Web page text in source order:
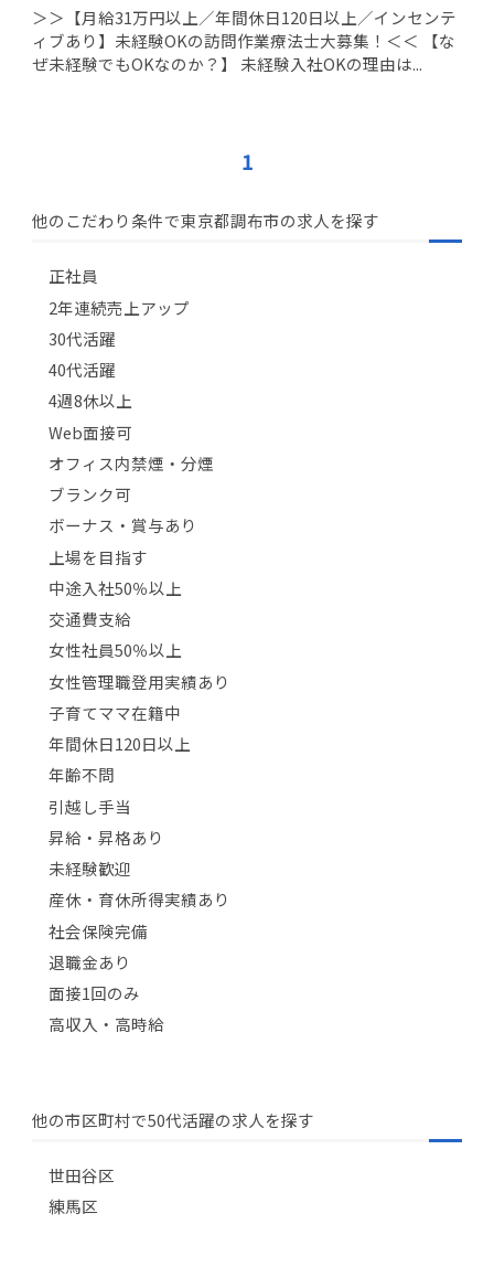
＞＞【月給31万円以上／年間休日120日以上／インセンテ
ィブあり】未経験OKの訪問作業療法士大募集！＜＜ 【な
ぜ未経験でもOKなのか？】 未経験入社OKの理由は...
1
他のこだわり条件で東京都調布市の求人を探す
正社員
2年連続売上アップ
30代活躍
40代活躍
4週8休以上
Web面接可
オフィス内禁煙・分煙
ブランク可
ボーナス・賞与あり
上場を目指す
中途入社50％以上
交通費支給
女性社員50％以上
女性管理職登用実績あり
子育てママ在籍中
年間休日120日以上
年齢不問
引越し手当
昇給・昇格あり
未経験歓迎
産休・育休所得実績あり
社会保険完備
退職金あり
面接1回のみ
高収入・高時給
他の市区町村で50代活躍の求人を探す
世田谷区
練馬区